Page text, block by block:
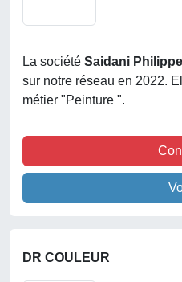
La société Saidani
sur notre réseau en 2022.
métier "Peinture ".
DR COULEUR